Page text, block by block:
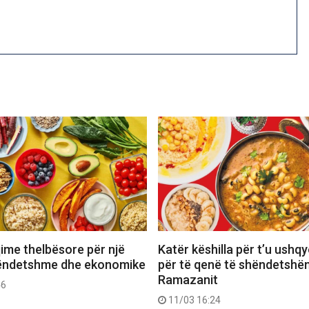
thelbësore për një
dhe ekonomike
Katër këshilla për t’u
për të qenë të
Ramazanit
11/03 16:24